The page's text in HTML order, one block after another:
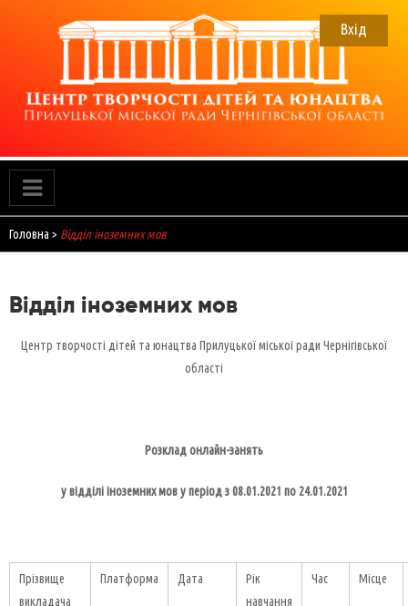
Вхід
Головна > Відділ іноземних мов
Відділ іноземних мов
Центр творчості дітей та юнацтва Прилуцької міської ради Чернігівської
області
Розклад онлайн-занять
у відділі іноземних мов у період з 08.01.2021 по 24.01.2021
Прізвище
викладача
Платформа Дата
Рік
навчання
Час Місце